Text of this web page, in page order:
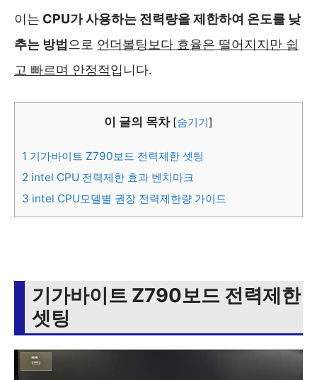
이는 CPU가 사용하는 전력량을 제한하여 온도를 낮
추는 방법 으로 언더볼팅보다 효율은 떨어지지만 쉽
고 빠르며 안정적입니다.
이 글의 목차 [숨기기]
1 기가바이트 Z790보드 전력제한 셋팅
2 intel CPU 전력제한 효과 벤치마크
3 intel CPU모델별 권장 전력제한량 가이드
기가바이트 Z790보드 전력제한
셋팅